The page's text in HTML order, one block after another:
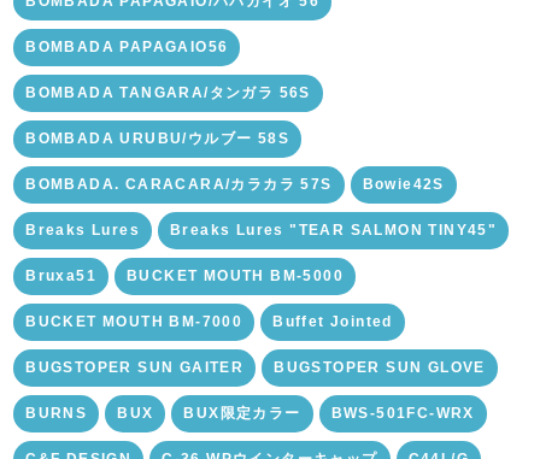
BOMBADA PAPAGAIO56
BOMBADA TANGARA/タンガラ 56S
BOMBADA URUBU/ウルブー 58S
BOMBADA. CARACARA/カラカラ 57S Bowie42S
Breaks Lures Breaks Lures "TEAR SALMON TINY45"
Bruxa51 BUCKET MOUTH BM-5000
BUCKET MOUTH BM-7000 Buffet Jointed
BUGSTOPER SUN GAITER BUGSTOPER SUN GLOVE
BURNS BUX BUX限定カラー BWS-501FC-WRX